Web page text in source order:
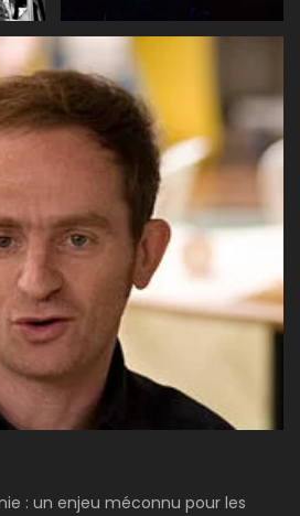
: un enjeu méconnu pour les